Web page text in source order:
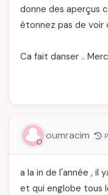
donne des aperçus
étonnez pas de voir
Ca fait danser ..
oumracim
a la in de l'année , il
et qui englobe tous